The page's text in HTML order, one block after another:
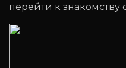
перейти к знакомству